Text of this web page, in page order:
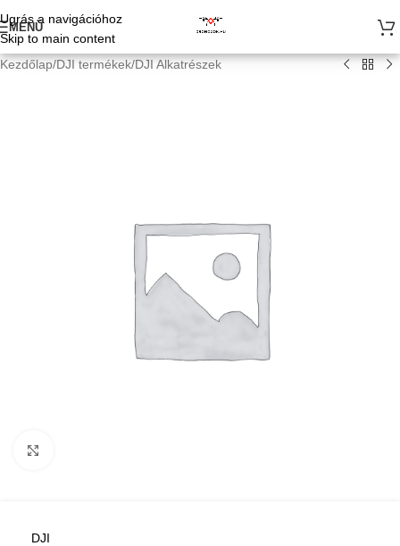
Ugrás a navigációhoz
Skip to main content
MENÜ
Kezdőlap/DJI termékek/DJI Alkatrészek
DJI